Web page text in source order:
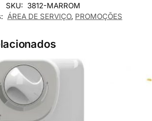
SKU: 3812-MARROM
ÁREA DE SERVIÇO, PROMOÇÕES